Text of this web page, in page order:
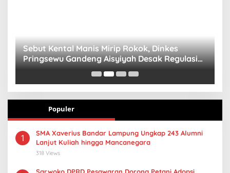
Sebut Kental Manis Mirip Rokok, Dinkes
Pringsewu Gandeng Aisyiyah Desak Regulasi
Gizi Anak
Populer
1
SMA Xaverius Bandar Lampung Ungkap 243 Alumni
Lanjut Kuliah hingga Mancanegara
318 Views